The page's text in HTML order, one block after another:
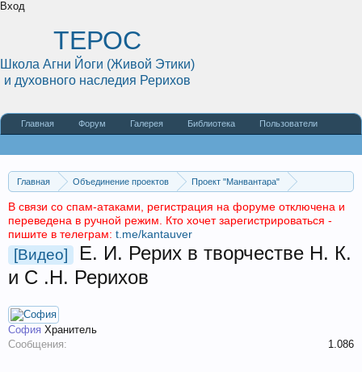
Вход
Главная Объединение проектов
Проект "Манвантара"
Статьи и видео
В связи со спам-атаками, регистрация на форуме отключена и
переведена в ручной режим. Кто хочет зарегистрироваться -
пишите в телеграм: t.me/kantauver
[Видео]
Е. И. Рерих в творчестве Н. К.
и С .Н. Рерихов
София Хранитель
Сообщения:
1.086
ТЕРОС
Школа Агни Йоги (Живой Этики)
и духовного наследия Рерихов
Главная Форум Галерея Библиотека Пользователи